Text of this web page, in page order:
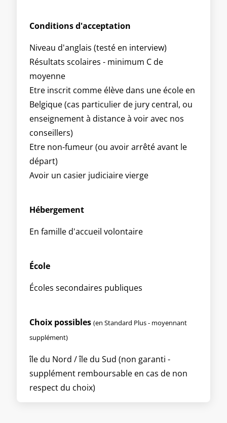
Conditions d'acceptation
Niveau d'anglais (testé en interview)
Résultats scolaires - minimum C de
moyenne
Etre inscrit comme élève dans une école en
Belgique (cas particulier de jury central, ou
enseignement à distance à voir avec nos
conseillers)
Etre non-fumeur (ou avoir arrêté avant le
départ)
Avoir un casier judiciaire vierge
Hébergement
En famille d'accueil volontaire
École
Écoles secondaires publiques
Choix possibles (en Standard Plus - moyennant
supplément)
île du Nord / île du Sud (non garanti -
supplément remboursable en cas de non
respect du choix)